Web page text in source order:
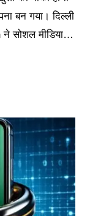
बन गया। दिल्ली
सोशल मीडिया…